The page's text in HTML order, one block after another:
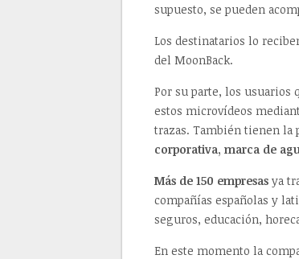
supuesto, se pueden
Los destinatarios lo
del MoonBack.
Por su parte, los usuarios
estos microvídeos
trazas. También tienen la
corporativa, marca de
Más de 150 empresas ya
compañías españolas y
seguros, educación,
En este momento la